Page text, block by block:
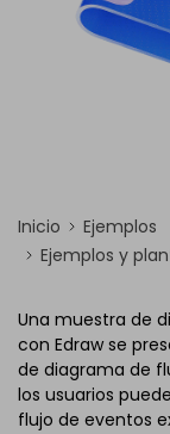
Inicio
Ejemplos
Ejemplos y
Una muestra de
con Edraw se
de diagrama de
los usuarios
flujo de eventos